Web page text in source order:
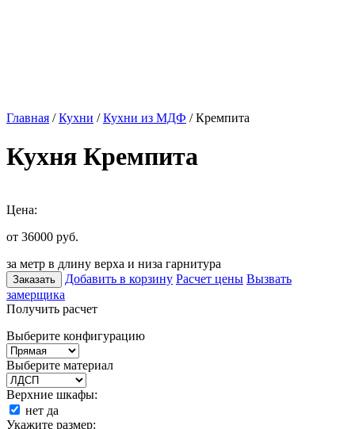
Главная /Кухни /Кухни из МДФ / Кремпита
Кухня Кремпита
Цена:
от 36000 руб.
за метр в длину верха и низа гарнитура
Заказать Добавить в корзину Расчет цены Вызвать
замерщика
Получить расчет
Выберите конфигурацию
Выберите материал
Верхние шкафы:
нет да
Укажите размер: